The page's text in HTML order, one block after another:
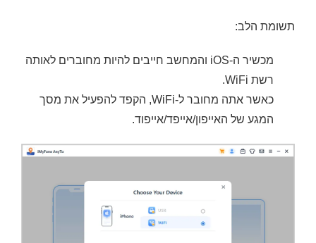
תשומת הלב:
מכשיר ה-iOS והמחשב חייבים להיות מחוברים לאותה
רשת WiFi.
כאשר אתה מחובר ל-WiFi, הקפד להפעיל את מסך
המגע של האייפון/אייפד/אייפוד.